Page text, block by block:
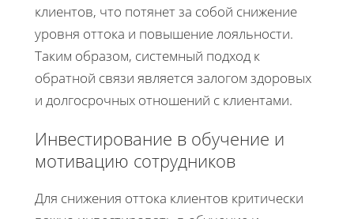
клиентов, что потянет за собой снижение
уровня оттока и повышение лояльности.
Таким образом, системный подход к
обратной связи является залогом здоровых
и долгосрочных отношений с клиентами.
Инвестирование в обучение и
мотивацию сотрудников
Для снижения оттока клиентов критически